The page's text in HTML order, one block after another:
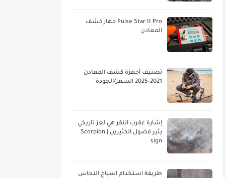
Pulse Star II Pro جهاز كشف
المعادن
تصنيف أجهزة كشف المعادن
2021-2025 السعر/الجودة
إشارة عقرب النفر هي لغز تاريخي
يثير فضول الكثيرين | Scorpion
sign
طريقة استخدام اسياخ النحاس